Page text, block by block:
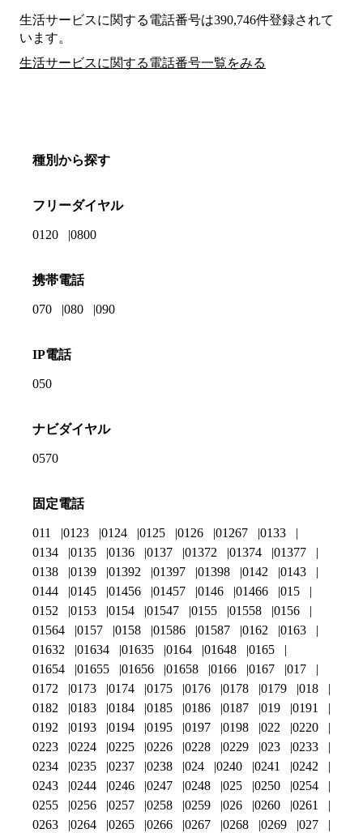
生活サービスに関する電話番号は390,746件登録されて
います。
生活サービスに関する電話番号一覧をみる
種別から探す
フリーダイヤル
0120 0800
携帯電話
070 080 090
IP電話
050
ナビダイヤル
0570
固定電話
011 0123 0124 0125 0126 01267
0133
0134
0135 0136 0137 01372 01374
01377
0138
0139 01392 01397 01398 0142
0143
0144
0145 01456 01457 0146 01466
015
0152
0153 0154 01547 0155 01558
0156
01564
0157 0158 01586 01587 0162
0163
01632
01634 01635 0164 01648
0165
01654
01655 01656 01658 0166 0167
017
0172
0173 0174 0175 0176 0178 0179
018
0182
0183 0184 0185 0186 0187 019
0191
0192
0193 0194 0195 0197 0198 022
0220
0223
0224 0225 0226 0228 0229 023
0233
0234
0235 0237 0238 024 0240 0241
0242
0243
0244 0246 0247 0248 025 0250
0254
0255
0256 0257 0258 0259 026 0260
0261
0263
0264 0265 0266 0267 0268 0269 027